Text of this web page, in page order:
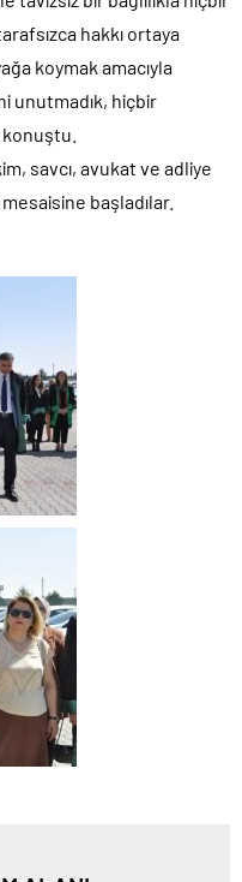
hakkı ortaya
koymak amacıyla
unutmadık, hiçbir
savcı, avukat ve adliye
mesaisine başladılar.